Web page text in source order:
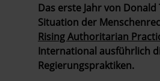
Das erste Jahr von
Situation der
Rising Authoritarian
International ausführlich
Regierungspraktiken.